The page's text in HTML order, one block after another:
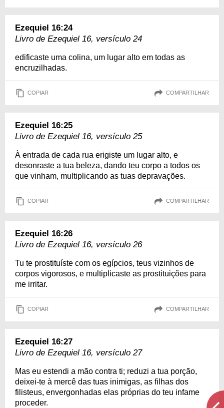
Ezequiel 16:24
Livro de Ezequiel 16, versículo 24
edificaste uma colina, um lugar alto em todas as
encruzilhadas.
COPIAR COMPARTILHAR
Ezequiel 16:25
Livro de Ezequiel 16, versículo 25
À entrada de cada rua erigiste um lugar alto, e
desonraste a tua beleza, dando teu corpo a todos os
que vinham, multiplicando as tuas depravações.
COPIAR COMPARTILHAR
Ezequiel 16:26
Livro de Ezequiel 16, versículo 26
Tu te prostituíste com os egípcios, teus vizinhos de
corpos vigorosos, e multiplicaste as prostituições para
me irritar.
COPIAR COMPARTILHAR
Ezequiel 16:27
Livro de Ezequiel 16, versículo 27
Mas eu estendi a mão contra ti; reduzi a tua porção,
deixei-te à mercê das tuas inimigas, as filhas dos
filisteus, envergonhadas elas próprias do teu infame
proceder.